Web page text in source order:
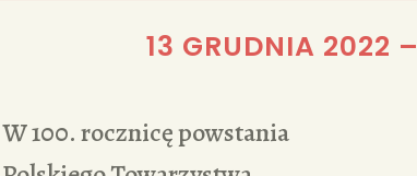
REDAKCJA
13 GRUDNIA 2022 –
W 100. rocznicę powstania